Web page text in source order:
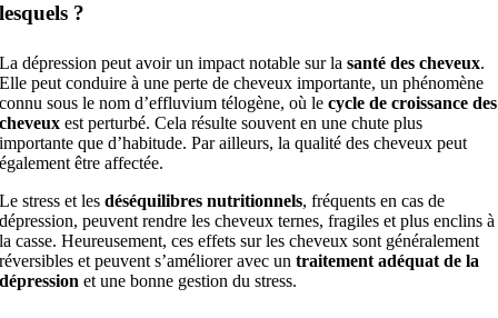
lesquels ?
La dépression peut avoir un impact notable sur la santé des cheveux.
Elle peut conduire à une perte de cheveux importante, un phénomène
connu sous le nom d’effluvium télogène, où lecycle de croissance des
cheveux est perturbé. Cela résulte souvent en une chute plus
importante que d’habitude. Par ailleurs, la qualité des cheveux peut
également être affectée.
Le stress et lesdéséquilibres nutritionnels, fréquents en cas de
dépression, peuvent rendre les cheveux ternes, fragiles et plus enclins à
la casse. Heureusement, ces effets sur les cheveux sont généralement
réversibles et peuvent s’améliorer avec untraitement adéquat de la
dépression et une bonne gestion du stress.